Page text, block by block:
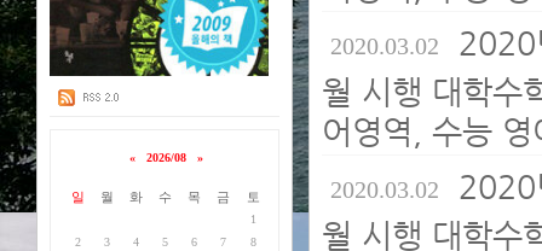
« 2026/08 »
일 월 화 수 목 금 토
1
2
3 4 5 6 7
8
2020.03.02 2020
월 시행 대학수
어영역, 수능
2020.03.02 2020
월 시행 대학수